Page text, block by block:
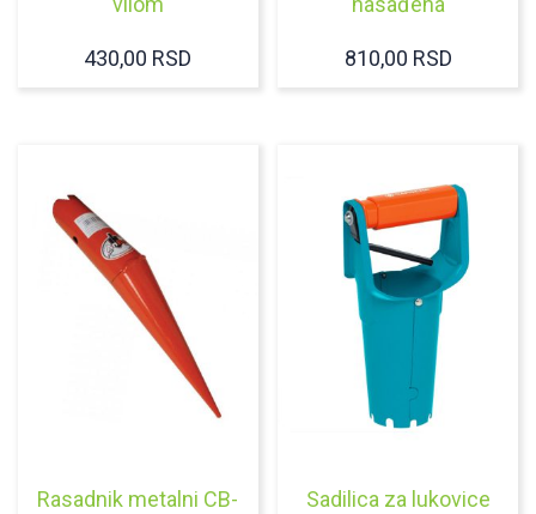
430,00 RSD 810,00 RSD
Rasadnik metalni CB-
Sadilica za lukovice